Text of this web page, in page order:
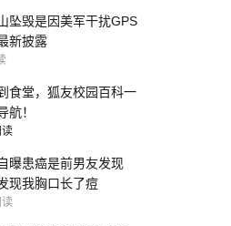
坠毁是因美军干扰GPS
新披露
食堂，狐友校园百科一
航！
读
曝患癌是前男友发现
现我胸口长了痘
读